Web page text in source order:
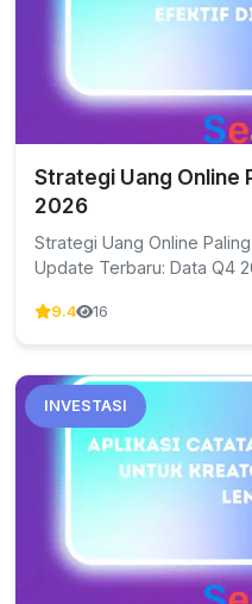
Strategi Uang Online
2026
Strategi Uang Online
Update Terbaru: Data Q4
9.4 16
INVESTASI